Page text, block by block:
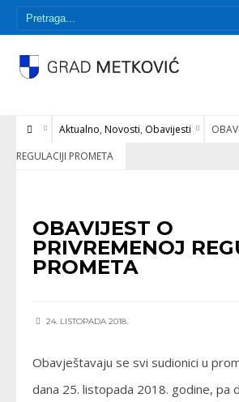
Aktualno, Novosti, Obavijesti
REGULACIJI PROMETA
OBAVIJEST O
PRIVREMENOJ
PROMETA
24. LISTOPADA 2018.
Obavještavaju se svi sudionici u
dana 25. listopada 2018. godine, pa